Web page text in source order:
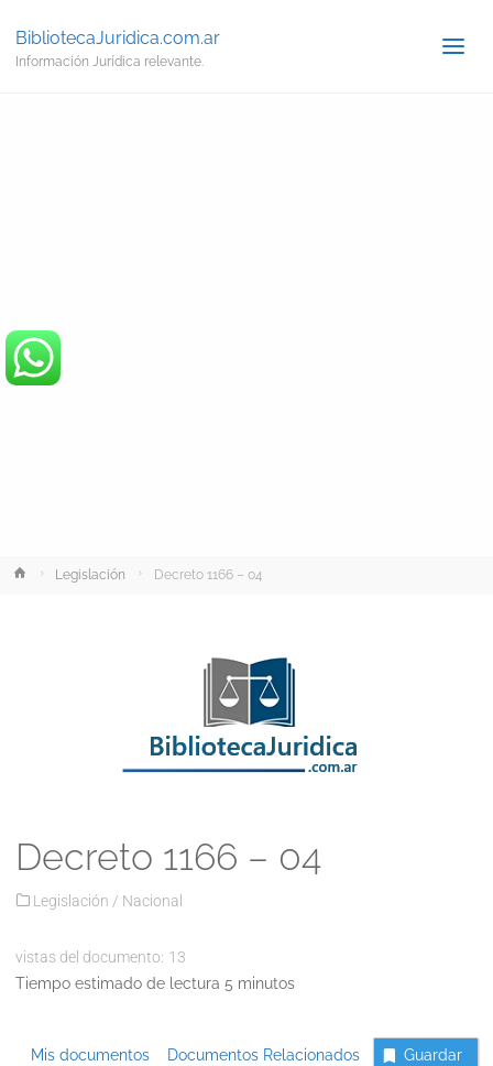
BibliotecaJuridica.com.ar
Información Jurídica relevante.
InicioLegislación Decreto 1166 – 04
Decreto 1166 – 04
Legislación / Nacional
vistas del documento: 13
Tiempo estimado de lectura 5 minutos
Mis documentos Documentos Relacionados Guardar